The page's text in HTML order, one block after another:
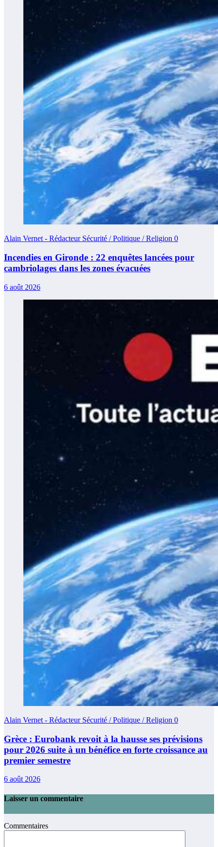
Alain Vernet - Rédacteur Sécurité / Politique / Religion 0
Incendies en Gironde : 22 enquêtes lancées pour
cambriolages dans les zones évacuées
6 août 2026
Alain Vernet - Rédacteur Sécurité / Politique / Religion 0
Grèce : Eurobank revoit à la hausse ses prévisions
pour 2026 suite à un bénéfice en forte croissance au
premier semestre
6 août 2026
Laisser un commentaire
Commentaires